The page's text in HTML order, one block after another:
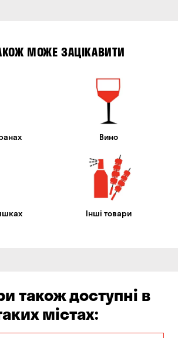
МОЖЕ ЗАЦІКАВИТИ
Вино
Інші товари
також доступні в
містах: